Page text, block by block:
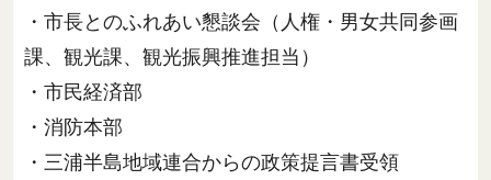
・市長とのふれあい懇談会（人権・男女共同参画
課、観光課、観光振興推進担当）
・市民経済部
・消防本部
・三浦半島地域連合からの政策提言書受領